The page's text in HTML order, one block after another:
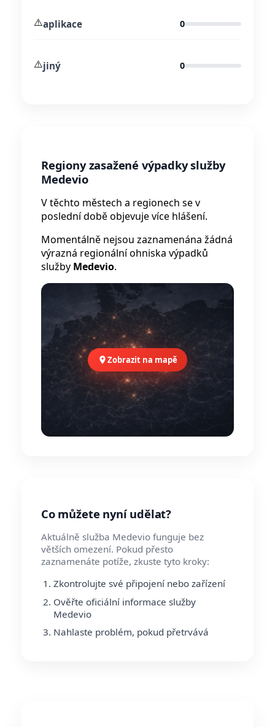
⚠️aplikace 0
⚠️jiný 0
Regiony zasažené výpadky služby
Medevio
V těchto městech a regionech se v
poslední době objevuje více hlášení.
Momentálně nejsou zaznamenána žádná
výrazná regionální ohniska výpadků
služby Medevio.
Zobrazit na mapě
Co můžete nyní udělat?
Aktuálně služba Medevio funguje bez
větších omezení. Pokud přesto
zaznamenáte potíže, zkuste tyto kroky:
Zkontrolujte své připojení nebo zařízení
Ověřte oficiální informace služby
Medevio
Nahlaste problém, pokud přetrvává